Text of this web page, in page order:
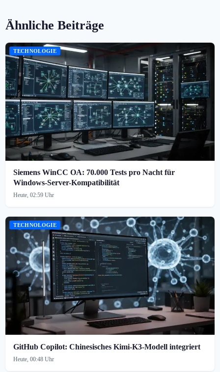
Ähnliche Beiträge
TECHNOLOGIE
Siemens WinCC OA: 70.000 Tests pro Nacht für
Windows-Server-Kompatibilität
Heute, 02:59 Uhr
TECHNOLOGIE
GitHub Copilot: Chinesisches Kimi-K3-Modell integriert
Heute, 00:48 Uhr